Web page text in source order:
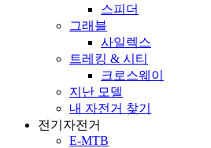
스피더
그래블
사일렉스
트레킹 & 시티
크로스웨이
지난 모델
내 자전거 찾기
전기자전거
E-MTB